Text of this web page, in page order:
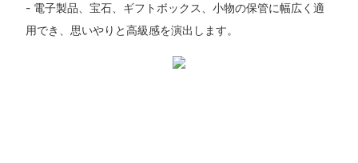
- 電子製品、宝石、ギフトボックス、小物の保管に幅広く適
用でき、思いやりと高級感を演出します。